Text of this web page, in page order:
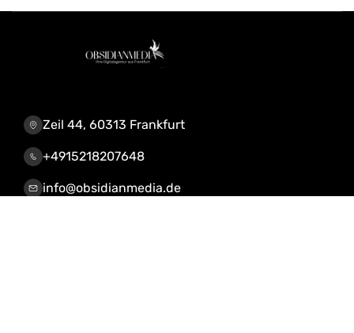
Zeil 44, 60313 Frankfurt
+4915218207648
info@obsidianmedia.de